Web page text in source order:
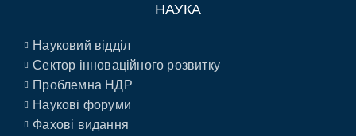
НАУКА
Науковий відділ
Сектор інноваційного розвитку
Проблемна НДР
Наукові форуми
Фахові видання